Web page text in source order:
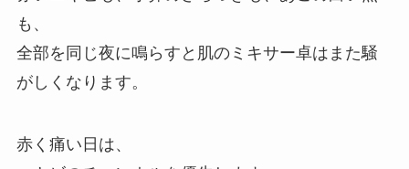
も、
全部を同じ夜に鳴らすと肌のミキサー卓はまた騒
がしくなります。
赤く痛い日は、